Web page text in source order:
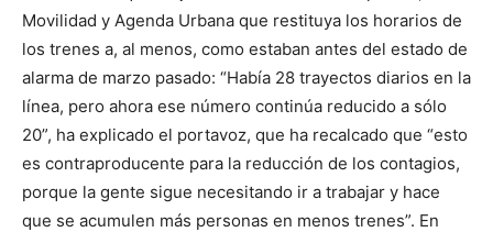
Movilidad y Agenda Urbana que restituya los horarios de
los trenes a, al menos, como estaban antes del estado de
alarma de marzo pasado: “Había 28 trayectos diarios en la
línea, pero ahora ese número continúa reducido a sólo
20”, ha explicado el portavoz, que ha recalcado que “esto
es contraproducente para la reducción de los contagios,
porque la gente sigue necesitando ir a trabajar y hace
que se acumulen más personas en menos trenes”. En